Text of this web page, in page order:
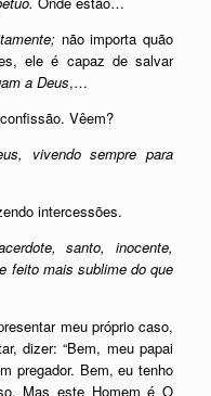
não importa quão
ele é capaz de salvar
a Deus,…
Vêem?
vivendo sempre para
intercessões.
santo, inocente,
feito mais sublime do que
meu próprio caso,
dizer: “Bem, meu papai
pregador. Bem, eu tenho
Mas este Homem é O